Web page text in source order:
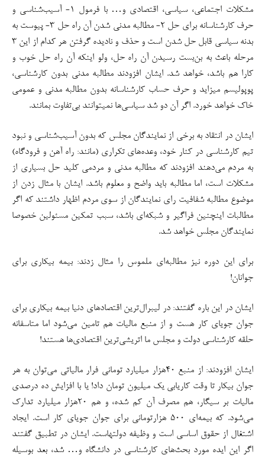
مشکلات اجتماعی، سیاسی، اقتصادی و… با فرمول ۱- آسیب‌شناسی و
حرف کارشناسانه برای حل ۲- مطالبه مدنی شدن آن راه حل ۳- پیوست به
بدنه سیاسی قابل حل شدن است و حذف و نادیده گرفتن هر کدام از این ۳
مرحله باعث به بن‌بست رسیدن آن راه حل، ولو اینکه آن راه حل خوب و
کارا هم باشد، خواهد شد. ایشان افزودند مطالبه مدنی بدون کارشناسی،
پوپولیسم میزاید و حرف حساب کارشناسانه بدون مطالبه مدنی و عمومی
خاک خواهد خورد. اگر آن دو شد سیاسی‌ها نمیتوانند بی‌تفاوت بمانند.
ایشان در انتقاد به برخی از نمایندگان مجلس که بدون آسیب‌شناسی و نبود
تیم کارشناسی در کنار خود، وعده‌های تکراری (مانند: راه آهن و فرودگاه)
به مردم می‌دهند افزودند که مطالبه مدنی و مردمی کلید حل بسیاری از
مشکلات است، اما مطالبه باید واضح و معلوم باشد. ایشان با مثال زدن از
موضوع مطالبه شفافیت رای نمایندگان از سوی مردم اظهار داشتند که اگر
مطالبات اینچنین فراگیر و شبکه‌ای باشد، سبب تمکین مسئولین خصوصا
نمایندگان مجلس خواهد شد.
برای این دوره نیز مطالبه‌ای ملموس را مثال زدند: بیمه بیکاری برای
جوانان!
ایشان در این باره گفتند: در لیبرال‌ترین اقتصادهای دنیا بیمه بیکاری برای
جوان جویای کار هست و از منبع مالیات هم تامین می‌شود اما متاسفانه
حلقه کارشناسی دولت و مجلس ما اتریشی‌ترین اقتصادی‌ها هستند!
ایشان افزودند: از منبع ۴۰هزار میلیارد تومانی فرار مالیاتی می‌توان به هر
جوان بیکار تا وقت کاریابی یک میلیون تومان داد! یا با افزایش ده درصدی
مالیات بر سیگار، هم مصرف آن کم شده، و هم ۲۰هزار میلیارد تدارک
می‌شود. که بیمه‌ای ۵۰۰ هزارتومانی برای جوان جویای کار است. ایجاد
اشتغال از حقوق اساسی است و وظیفه دولتهاست. ایشان در تطبیق گفتند
اگر این ایده مورد بحث‌های کارشناسی در دانشگاه و… شد، بعد بوسیله